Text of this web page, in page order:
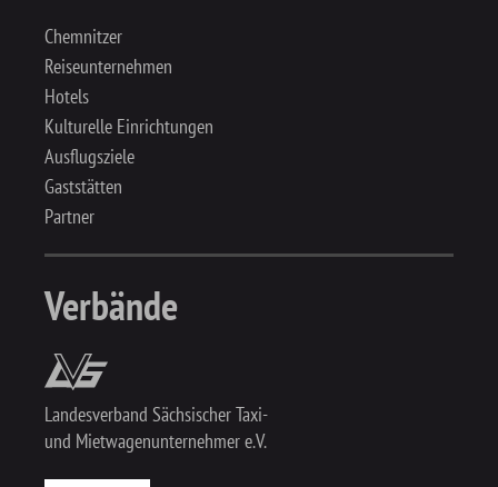
Chemnitzer
Reiseunternehmen
Hotels
Kulturelle Einrichtungen
Ausflugsziele
Gaststätten
Partner
Verbände
Landesverband Sächsischer Taxi-
und Mietwagenunternehmer e.V.